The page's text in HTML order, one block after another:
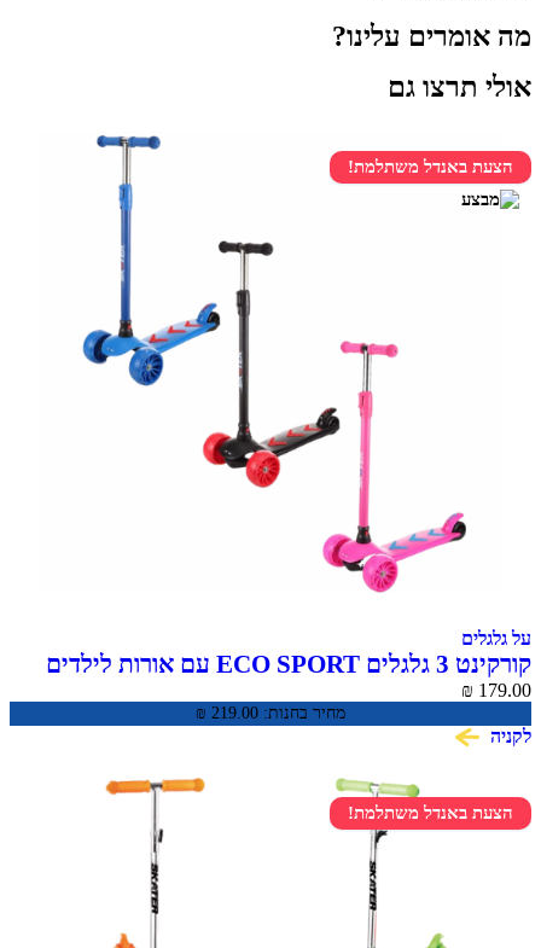
מה אומרים עלינו?
אולי תרצו גם
הצעת באנדל משתלמת!
על גלגלים
קורקינט 3 גלגלים ECO SPORT עם אורות לילדים
מחיר בחנות: ₪ 219.00
₪ 179.00
לקניה
הצעת באנדל משתלמת!